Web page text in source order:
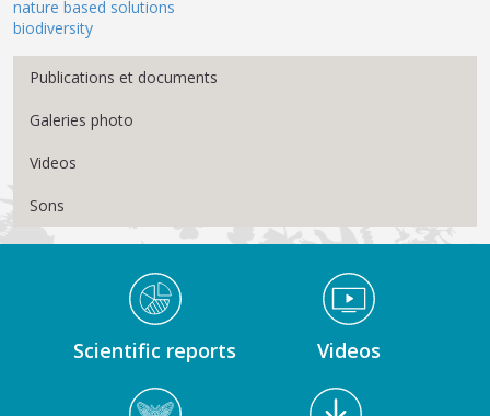
nature based solutions
biodiversity
Menu Médiathèque
Publications et documents
Galeries photo
Videos
Sons
Médiathèque Footer
Scientific reports Videos